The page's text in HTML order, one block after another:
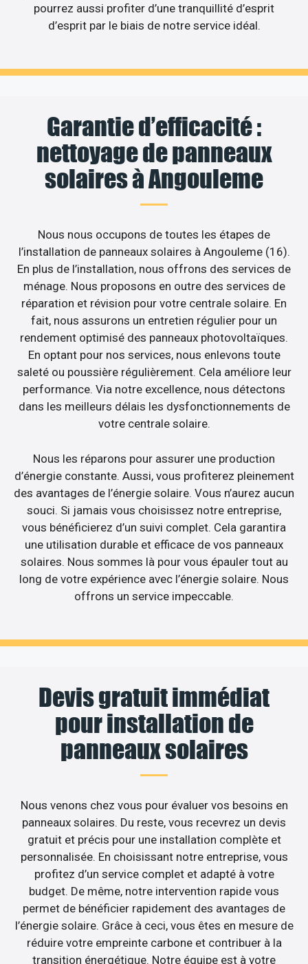
pourrez aussi profiter d’une tranquillité d’esprit
d’esprit par le biais de notre service idéal.
Garantie d’efficacité :
nettoyage de panneaux
solaires à Angouleme
Nous nous occupons de toutes les étapes de
l’installation de panneaux solaires à Angouleme (16).
En plus de l’installation, nous offrons des services de
ménage. Nous proposons en outre des services de
réparation et révision pour votre centrale solaire. En
fait, nous assurons un entretien régulier pour un
rendement optimisé des panneaux photovoltaïques.
En optant pour nos services, nous enlevons toute
saleté ou poussière régulièrement. Cela améliore leur
performance. Via notre excellence, nous détectons
dans les meilleurs délais les dysfonctionnements de
votre centrale solaire.
Nous les réparons pour assurer une production
d’énergie constante. Aussi, vous profiterez pleinement
des avantages de l’énergie solaire. Vous n’aurez aucun
souci. Si jamais vous choisissez notre entreprise,
vous bénéficierez d’un suivi complet. Cela garantira
une utilisation durable et efficace de vos panneaux
solaires. Nous sommes là pour vous épauler tout au
long de votre expérience avec l’énergie solaire. Nous
offrons un service impeccable.
Devis gratuit immédiat
pour installation de
panneaux solaires
Nous venons chez vous pour évaluer vos besoins en
panneaux solaires. Du reste, vous recevrez un devis
gratuit et précis pour une installation complète et
personnalisée. En choisissant notre entreprise, vous
profitez d’un service complet et adapté à votre
budget. De même, notre intervention rapide vous
permet de bénéficier rapidement des avantages de
l’énergie solaire. Grâce à ceci, vous êtes en mesure de
réduire votre empreinte carbone et contribuer à la
transition énergétique. Notre équipe est à votre